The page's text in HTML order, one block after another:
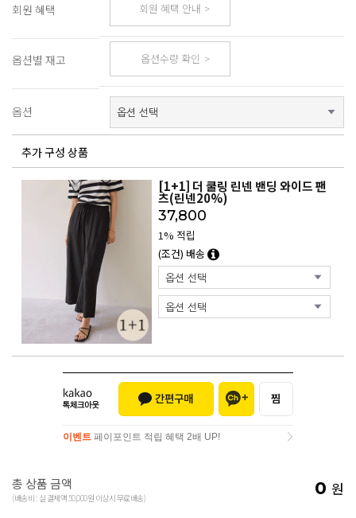
회원 혜택 회원 혜택 안내
옵션별 재고 옵션수량 확인
옵션
추가 구성 상품
[1+1] 더 쿨링 린넨 밴딩 와이드 팬
츠(린넨20%)
37,800
1% 적립
(조건) 배송
총 상품 금액
(배송비 : 실 결제액 50,000원 이상시 무료배송) 0 원